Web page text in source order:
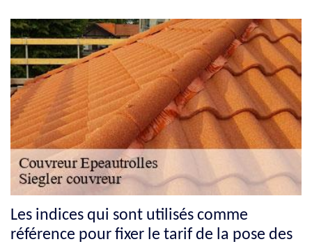
Les indices qui sont utilisés comme
référence pour fixer le tarif de la pose des